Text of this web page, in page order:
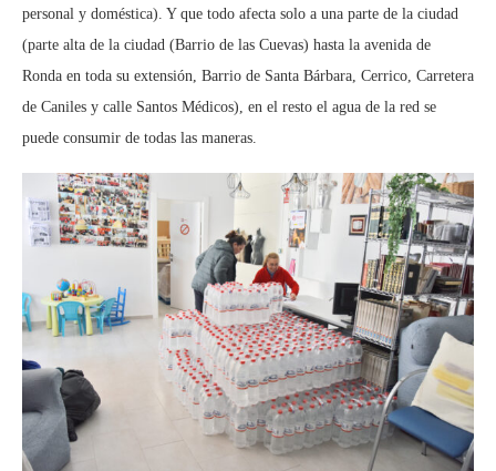
personal y doméstica). Y que todo afecta solo a una parte de la ciudad
(parte alta de la ciudad (Barrio de las Cuevas) hasta la avenida de
Ronda en toda su extensión, Barrio de Santa Bárbara, Cerrico, Carretera
de Caniles y calle Santos Médicos), en el resto el agua de la red se
puede consumir de todas las maneras.